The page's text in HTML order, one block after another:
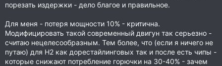
порезать издержки - дело благое и правильное.
Для меня - потеря мощности 10% - критична.
Модифицировать такой современный двигун так серьезно -
считаю нецелесообразным. Тем более, что (если я ничего не
путаю) для Н2 как дорестайлинговых так и после есть чипы -
которые снижают потребление горючки на 30-40% - зачем